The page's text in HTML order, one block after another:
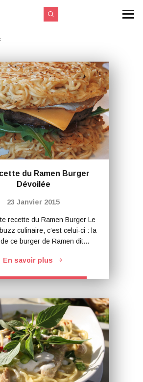
du Ramen Burger
Dévoilée
23 Janvier 2015
recette du Ramen Burger Le
culinaire, c’est celui-ci : la
ce burger de Ramen dit…
En savoir plus